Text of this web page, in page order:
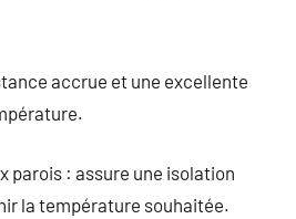
accrue et une excellente
parois : assure une isolation
la température souhaitée.